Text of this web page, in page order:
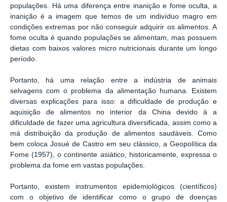
populações. Há uma diferença entre inanição e fome oculta, a
inanição é a imagem que temos de um indivíduo magro em
condições extremas por não conseguir adquirir os alimentos. A
fome oculta é quando populações se alimentam, mas possuem
dietas com baixos valores micro nutricionais durante um longo
período.
Portanto, há uma relação entre a indústria de animais
selvagens com o problema da alimentação humana. Existem
diversas explicações para isso: a dificuldade de produção e
aquisição de alimentos no interior da China devido à a
dificuldade de fazer uma agricultura diversificada, assim como a
má distribuição da produção de alimentos saudáveis. Como
bem coloca Josué de Castro em seu clássico, a Geopolítica da
Fome (1957), o continente asiático, historicamente, expressa o
problema da fome em vastas populações.
Portanto, existem instrumentos epidemiológicos (científicos)
com o objetivo de identificar como o grupo de doenças